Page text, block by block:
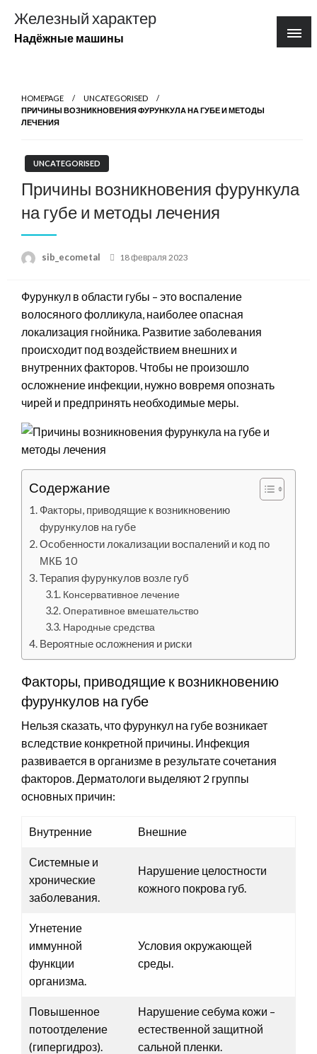
содержимому
Железный характер
Надёжные машины
HOMEPAGE
UNCATEGORISED
ПРИЧИНЫ ВОЗНИКНОВЕНИЯ ФУРУНКУЛА НА ГУБЕ И МЕТОДЫ
ЛЕЧЕНИЯ
UNCATEGORISED
Причины возникновения фурункула
на губе и методы лечения
sib_ecometal
Posted
18 февраля 2023
Фурункул в области губы – это воспаление
волосяного фолликула, наиболее опасная
локализация гнойника. Развитие заболевания
происходит под воздействием внешних и
внутренних факторов. Чтобы не произошло
осложнение инфекции, нужно вовремя опознать
чирей и предпринять необходимые меры.
Содержание
Факторы, приводящие к возникновению
фурункулов на губе
Особенности локализации воспалений и код по
МКБ 10
Терапия фурункулов возле губ
Консервативное лечение
Оперативное вмешательство
Народные средства
Вероятные осложнения и риски
Факторы, приводящие к возникновению
фурункулов на губе
Нельзя сказать, что фурункул на губе возникает
вследствие конкретной причины. Инфекция
развивается в организме в результате сочетания
факторов. Дерматологи выделяют 2 группы
основных причин:
Внутренние Внешние
Системные и
хронические
заболевания.
Нарушение целостности
кожного покрова губ.
Угнетение
иммунной
функции
организма.
Условия окружающей
среды.
Повышенное
потоотделение
(гипергидроз).
Нарушение себума кожи –
естественной защитной
сальной пленки.